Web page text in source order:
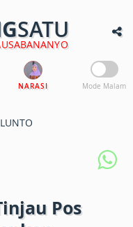
SATU
NARASI Mode Malam
Pos